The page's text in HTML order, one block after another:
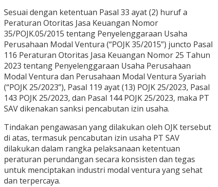
Sesuai dengan ketentuan Pasal 33 ayat (2) huruf a
Peraturan Otoritas Jasa Keuangan Nomor
35/POJK.05/2015 tentang Penyelenggaraan Usaha
Perusahaan Modal Ventura (“POJK 35/2015”) juncto Pasal
116 Peraturan Otoritas Jasa Keuangan Nomor 25 Tahun
2023 tentang Penyelenggaraan Usaha Perusahaan
Modal Ventura dan Perusahaan Modal Ventura Syariah
(“POJK 25/2023”), Pasal 119 ayat (13) POJK 25/2023, Pasal
143 POJK 25/2023, dan Pasal 144 POJK 25/2023, maka PT
SAV dikenakan sanksi pencabutan izin usaha.
Tindakan pengawasan yang dilakukan oleh OJK tersebut
di atas, termasuk pencabutan izin usaha PT SAV
dilakukan dalam rangka pelaksanaan ketentuan
peraturan perundangan secara konsisten dan tegas
untuk menciptakan industri modal ventura yang sehat
dan terpercaya.